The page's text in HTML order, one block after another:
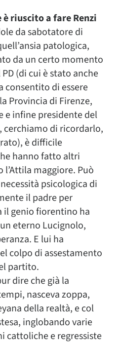
riuscito a fare Renzi
da sabotatore di
patologica,
da un certo momento
(di cui è stato anche
consentito di essere
Provincia di Firenze,
e infine presidente del
cerchiamo di ricordarlo,
è difficile
hanno fatto altri
maggiore. Può
psicologica di
il padre per
il genio fiorentino ha
eterno Lucignolo,
E lui ha
colpo di assestamento
partito.
dire che già la
nasceva zoppa,
della realtà, e col
inglobando varie
cattoliche e regressiste